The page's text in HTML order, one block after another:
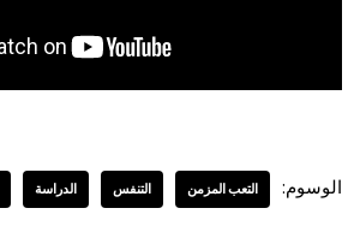
الوسوم: التعب المزمن التنفس الدراسة